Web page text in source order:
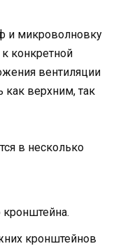
и микроволновку
конкретной
вентиляции
верхним, так
в несколько
кронштейнов